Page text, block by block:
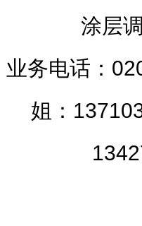
涂层
业务电话：
姐：